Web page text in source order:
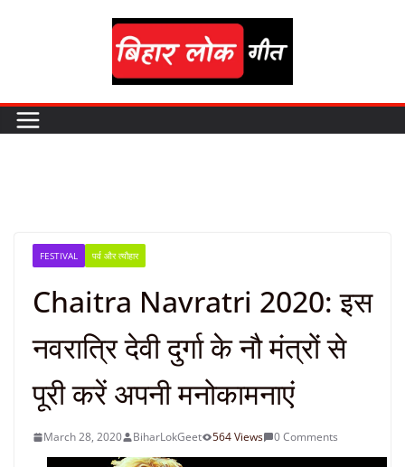
FESTIVAL पर्व और त्यौहार
Chaitra Navratri 2020: इस
नवरात्रि देवी दुर्गा के नौ मंत्रों से
पूरी करें अपनी मनोकामनाएं
March 28, 2020 BiharLokGeet 564 Views 0 Comments